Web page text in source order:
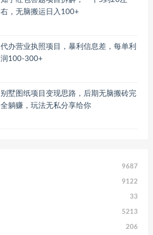
右，无脑搬运日入100+
代办营业执照项目，暴利信息差，每单利
润100-300+
别墅图纸项目变现思路，后期无脑搬砖完
全躺赚，玩法无私分享给你
9687
9122
33
5213
206